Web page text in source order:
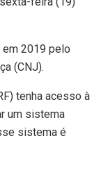
em 2019 pelo
(CNJ).
tenha acesso à
um sistema
sistema é